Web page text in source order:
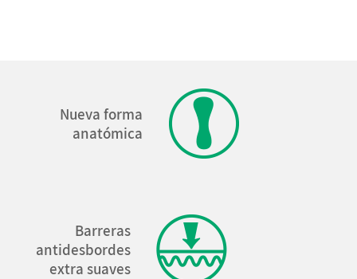
Nueva forma
anatómica
Barreras
antidesbordes
extra suaves